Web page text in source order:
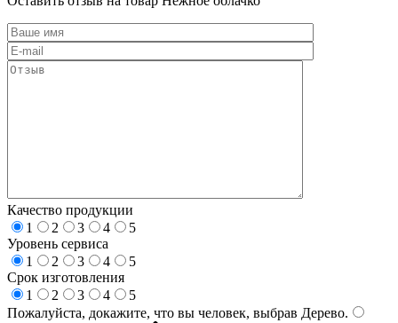
Качество продукции
1
2 3 4
5
Уровень сервиса
1
2 3 4
5
Срок изготовления
1
2 3 4
5
Пожалуйста, докажите, что вы человек, выбрав Дерево.